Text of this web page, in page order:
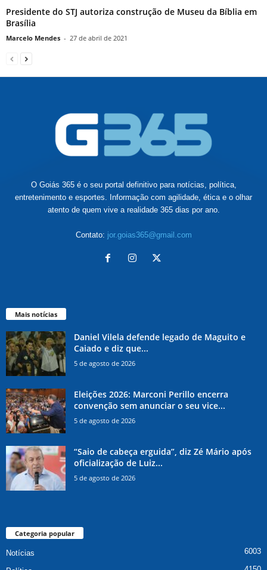
Presidente do STJ autoriza construção de Museu da Bíblia em
Brasília
Marcelo Mendes - 27 de abril de 2021
O Goiás 365 é o seu portal definitivo para notícias, política,
entretenimento e esportes. Informação com agilidade, ética e o olhar
atento de quem vive a realidade 365 dias por ano.
Contato: jor.goias365@gmail.com
Mais notícias
Daniel Vilela defende legado de Maguito e
Caiado e diz que...
5 de agosto de 2026
Eleições 2026: Marconi Perillo encerra
convenção sem anunciar o seu vice...
5 de agosto de 2026
“Saio de cabeça erguida”, diz Zé Mário após
oficialização de Luiz...
5 de agosto de 2026
Categoria popular
Notícias 6003